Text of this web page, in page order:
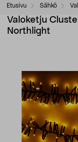
Etusivu Sähkö
Valoketju
Northlight